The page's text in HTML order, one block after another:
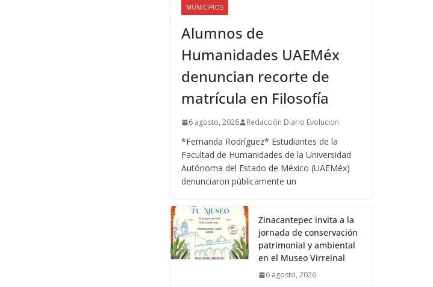
MUNICIPIOS
Alumnos de
Humanidades UAEMéx
denuncian recorte de
matrícula en Filosofía
6 agosto, 2026 Redacción Diario Evolucion
*Fernanda Rodríguez* Estudiantes de la
Facultad de Humanidades de la Universidad
Autónoma del Estado de México (UAEMéx)
denunciaron públicamente un
Zinacantepec invita a la
jornada de conservación
patrimonial y ambiental
en el Museo Virreinal
6 agosto, 2026